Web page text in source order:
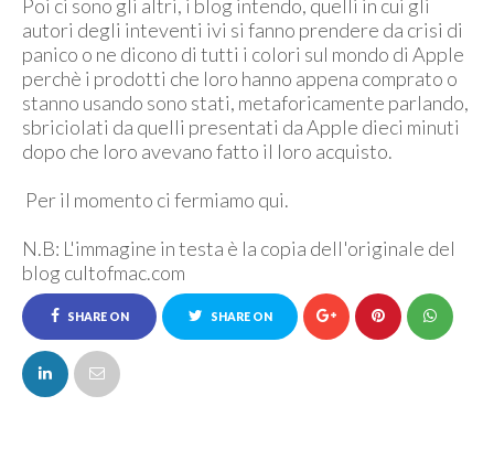
Poi ci sono gli altri, i blog intendo, quelli in cui gli
autori degli inteventi ivi si fanno prendere da crisi di
panico o ne dicono di tutti i colori sul mondo di Apple
perchè i prodotti che loro hanno appena comprato o
stanno usando sono stati, metaforicamente parlando,
sbriciolati da quelli presentati da Apple dieci minuti
dopo che loro avevano fatto il loro acquisto.
Per il momento ci fermiamo qui.
N.B: L'immagine in testa è la copia dell'originale del
blog cultofmac.com
SHARE ON
FACEBOOK
SHARE ON